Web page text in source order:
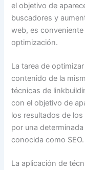
el objetivo de
buscadores y
web, es
optimización.
La tarea de
contenido de la
técnicas de
con el objetivo de
los resultados de
por una
conocida como SEO.
La aplicación de